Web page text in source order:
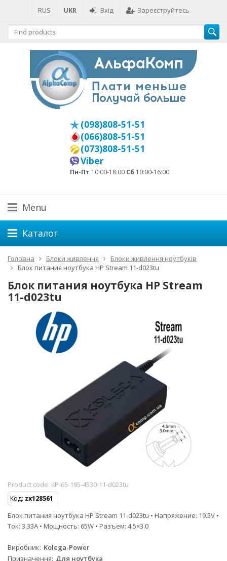
RUS UKR Вхід Зареєструйтесь
(098)808-51-51
(066)808-51-51
(073)808-51-51
Viber
Пн-Пт 10:00-18:00 Сб 10:00-16:00
Menu
Каталог
Головна Блоки живлення
Блоки живлення ноутбуків
Блок питания ноутбука HP Stream 11-d023tu
Блок питания ноутбука HP Stream
11-d023tu
Product code: KP-65-195-4530-11-d023tu
Код: zx128561
Блок питания ноутбука HP Stream 11-d023tu • Напряжение: 19.5V •
Ток: 3.33A • Мощность: 65W • Разъем: 4.5×3.0
Виробник Kolega-Power
Призначення Для ноутбука